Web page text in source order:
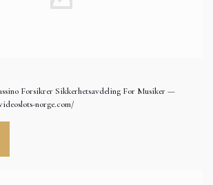
Forsikrer Sikkerhetsavdeling For Musiker —
norge.com/